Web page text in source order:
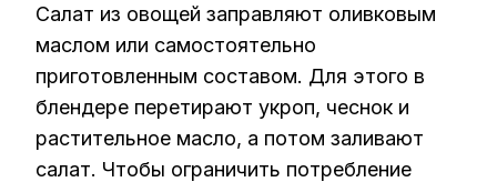
Салат из овощей заправляют оливковым
маслом или самостоятельно
приготовленным составом. Для этого в
блендере перетирают укроп, чеснок и
растительное масло, а потом заливают
салат. Чтобы ограничить потребление